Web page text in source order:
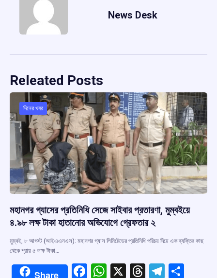
News Desk
Releated Posts
দিনের খবর
মহানগর গ্যাসের প্রতিনিধি সেজে সাইবার প্রতারণা, মুম্বইয়ে
৪.৯৮ লক্ষ টাকা হাতানোর অভিযোগে গ্রেফতার ২
মুম্বই, ৮ আগস্ট (আইএএনএস): মহানগর গ্যাস লিমিটেডের প্রতিনিধি পরিচয় দিয়ে এক ব্যক্তির কাছ
থেকে প্রায় ৫ লক্ষ টাকা…
Share
F
W X
T
T